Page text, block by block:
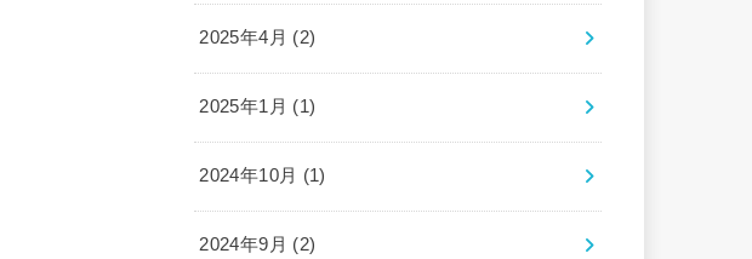
2025年4月 (2)
2025年1月 (1)
2024年10月 (1)
2024年9月 (2)